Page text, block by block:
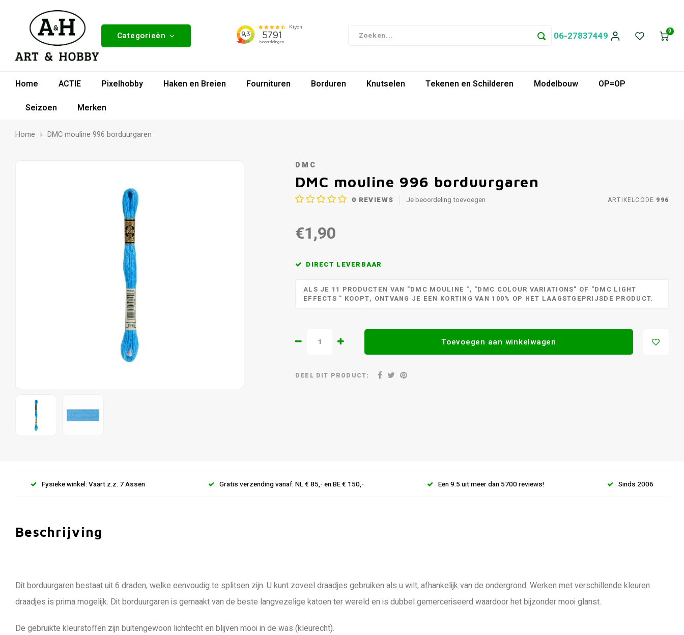
Categorieën 06-27837449 0
Home ACTIE Pixelhobby Haken en Breien Fournituren Borduren Knutselen Tekenen en Schilderen Modelbouw
OP=OP
Seizoen
Merken
Home DMC mouline 996 borduurgaren
DMC
DMC mouline 996 borduurgaren
0 REVIEWS Je beoordeling toevoegen ARTIKELCODE 996
€1,90
DIRECT LEVERBAAR
ALS JE 11 PRODUCTEN VAN "DMC MOULINE ", "DMC COLOUR VARIATIONS" OF "DMC LIGHT
EFFECTS " KOOPT, ONTVANG JE EEN KORTING VAN 100% OP HET LAAGSTGEPRIJSDE PRODUCT.
Toevoegen aan winkelwagen
DEEL DIT PRODUCT:
Fysieke winkel: Vaart z.z. 7 Assen Gratis verzending vanaf: NL € 85,- en BE € 150,- Een 9.5 uit meer dan 5700 reviews! Sinds 2006
Beschrijving
Dit borduurgaren bestaat uit 6 draden, welke eenvoudig te splitsen zijn. U kunt zoveel draadjes gebruiken als u wilt, afhankelijk van de ondergrond. Werken met verschillende kleuren
draadjes is prima mogelijk. Dit borduurgaren is gemaakt van de beste langvezelige katoen ter wereld en is dubbel gemerceriseerd waardoor het bijzonder mooi glanst.
De gebruikte kleurstoffen zijn buitengewoon lichtecht en blijven mooi in de was (kleurecht).